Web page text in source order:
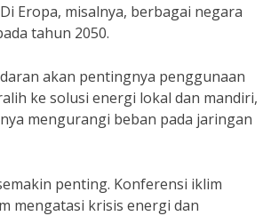
Eropa, misalnya, berbagai negara
tahun 2050.
akan pentingnya penggunaan
ke solusi energi lokal dan mandiri,
mengurangi beban pada jaringan
penting. Konferensi iklim
mengatasi krisis energi dan